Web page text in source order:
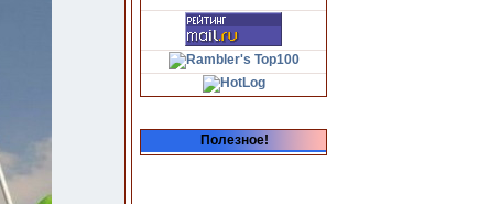
Полезное!